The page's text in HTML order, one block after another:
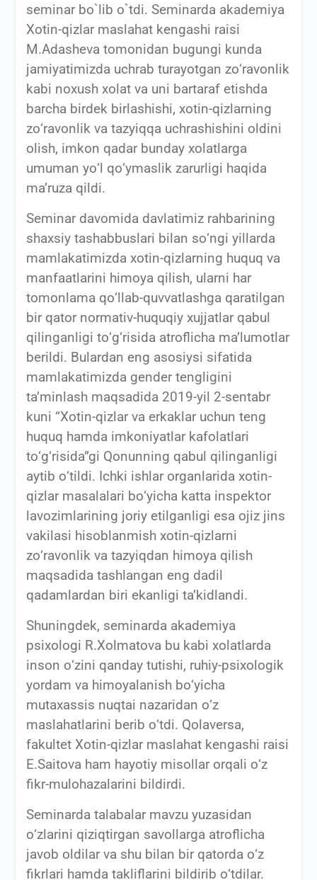
seminar bo`lib o`tdi. Seminarda akademiya
Xotin-qizlar maslahat kengashi raisi
M.Adasheva tomonidan bugungi kunda
jamiyatimizda uchrab turayotgan zо‘ravonlik
kabi noxush xolat va uni bartaraf etishda
barcha birdek birlashishi, xotin-qizlarning
zо‘ravonlik va tazyiqqa uchrashishini oldini
olish, imkon qadar bunday xolatlarga
umuman yо‘l qо‘ymaslik zarurligi haqida
ma’ruza qildi.
Seminar davomida davlatimiz rahbarining
shaxsiy tashabbuslari bilan sо‘ngi yillarda
mamlakatimizda xotin-qizlarning huquq va
manfaatlarini himoya qilish, ularni har
tomonlama qо‘llab-quvvatlashga qaratilgan
bir qator normativ-huquqiy xujjatlar qabul
qilinganligi tо‘g‘risida atroflicha ma’lumotlar
berildi. Bulardan eng asosiysi sifatida
mamlakatimizda gender tengligini
ta’minlash maqsadida 2019-yil 2-sentabr
kuni “Xotin-qizlar va erkaklar uchun teng
huquq hamda imkoniyatlar kafolatlari
tо‘g‘risida”gi Qonunning qabul qilinganligi
aytib о‘tildi. Ichki ishlar organlarida xotin-
qizlar masalalari bо‘yicha katta inspektor
lavozimlarining joriy etilganligi esa ojiz jins
vakilasi hisoblanmish xotin-qizlarni
zо‘ravonlik va tazyiqdan himoya qilish
maqsadida tashlangan eng dadil
qadamlardan biri ekanligi ta’kidlandi.
Shuningdek, seminarda akademiya
psixologi R.Xolmatova bu kabi xolatlarda
inson о‘zini qanday tutishi, ruhiy-psixologik
yordam va himoyalanish bо‘yicha
mutaxassis nuqtai nazaridan о‘z
maslahatlarini berib о‘tdi. Qolaversa,
fakultet Xotin-qizlar maslahat kengashi raisi
E.Saitova ham hayotiy misollar orqali о‘z
fikr-mulohazalarini bildirdi.
Seminarda talabalar mavzu yuzasidan
о‘zlarini qiziqtirgan savollarga atroflicha
javob oldilar va shu bilan bir qatorda о‘z
fikrlari hamda takliflarini bildirib о‘tdilar.